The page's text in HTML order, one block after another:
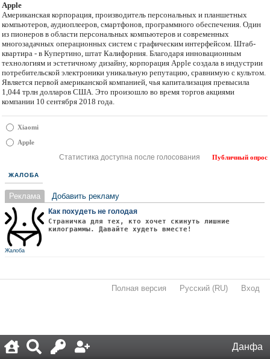
Данфа
Apple
Американская корпорация, производитель персональных и планшетных
компьютеров, аудиоплееров, смартфонов, программного обеспечения. Один
из пионеров в области персональных компьютеров и современных
многозадачных операционных систем с графическим интерфейсом. Штаб-
квартира - в Купертино, штат Калифорния. Благодаря инновационным
технологиям и эстетичному дизайну, корпорация Apple создала в индустрии
потребительской электроники уникальную репутацию, сравнимую с культом.
Является первой американской компанией, чья капитализация превысила
1,044 трлн долларов США. Это произошло во время торгов акциями
компании 10 сентября 2018 года.
Xiaomi
Apple
Статистика доступна после голосования Публичный опрос
ЖАЛОБА
Реклама Добавить рекламу
Как похудеть не голодая
Страничка для тех, кто хочет скинуть лишние
килограммы. Давайте худеть вместе!
Жалоба
Полная версия Русский (RU) Вход